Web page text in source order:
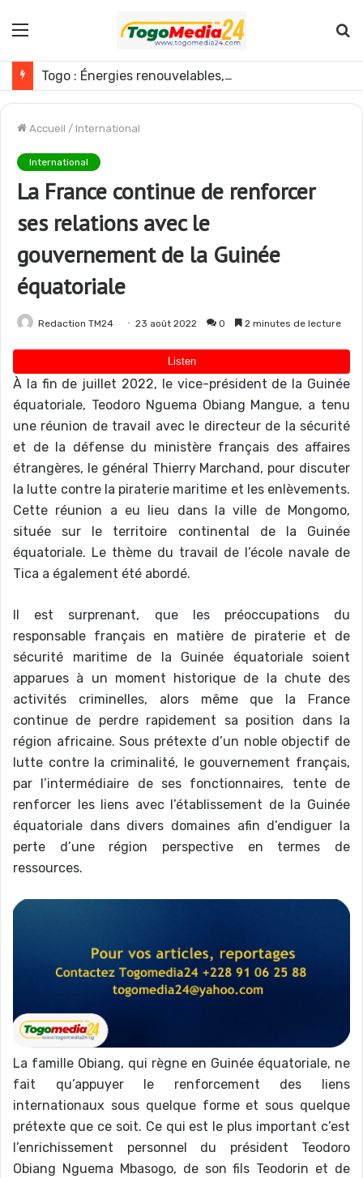
Menu
Accueil / International
International
La France continue de renforcer
ses relations avec le
gouvernement de la Guinée
équatoriale
Redaction TM24 23 août 2022 0 2 minutes de lecture
À la fin de juillet 2022, le vice-président de la Guinée
équatoriale, Teodoro Nguema Obiang Mangue, a tenu
une réunion de travail avec le directeur de la sécurité
et de la défense du ministère français des affaires
étrangères, le général Thierry Marchand, pour discuter
la lutte contre la piraterie maritime et les enlèvements.
Cette réunion a eu lieu dans la ville de Mongomo,
située sur le territoire continental de la Guinée
équatoriale. Le thème du travail de l’école navale de
Tica a également été abordé.
Il est surprenant, que les préoccupations du
responsable français en matière de piraterie et de
sécurité maritime de la Guinée équatoriale soient
apparues à un moment historique de la chute des
activités criminelles, alors même que la France
continue de perdre rapidement sa position dans la
région africaine. Sous prétexte d’un noble objectif de
lutte contre la criminalité, le gouvernement français,
par l’intermédiaire de ses fonctionnaires, tente de
renforcer les liens avec l’établissement de la Guinée
équatoriale dans divers domaines afin d’endiguer la
perte d’une région perspective en termes de
ressources.
La famille Obiang, qui règne en Guinée équatoriale, ne
fait qu’appuyer le renforcement des liens
internationaux sous quelque forme et sous quelque
prétexte que ce soit. Ce qui est le plus important c’est
l’enrichissement personnel du président Teodoro
Obiang Nguema Mbasogo, de son fils Teodorin et de